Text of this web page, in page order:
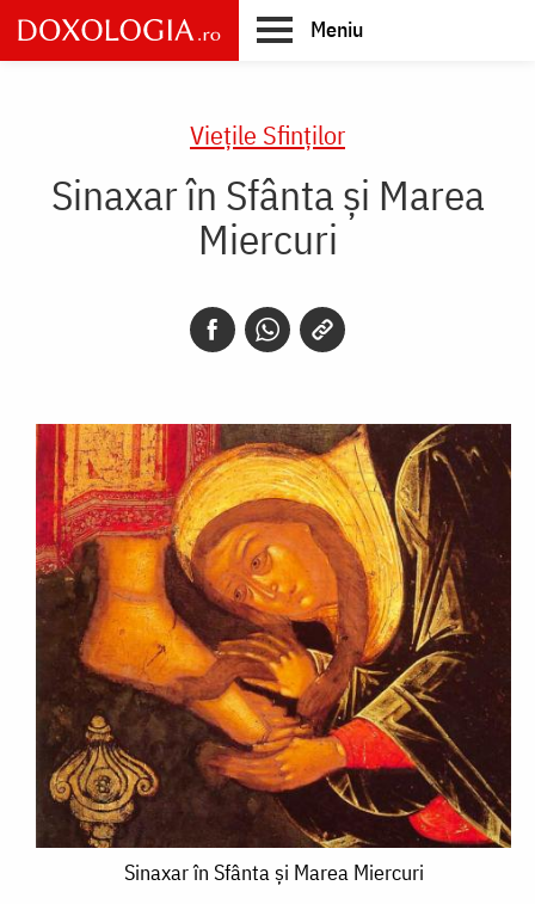
Skip
to
main
Meniu
Vieţile Sfinţilor
Sinaxar în Sfânta și Marea
Miercuri
Sinaxar în Sfânta și Marea Miercuri